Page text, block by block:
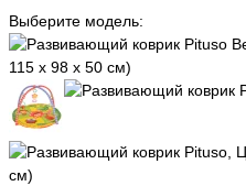
Выберите модель: